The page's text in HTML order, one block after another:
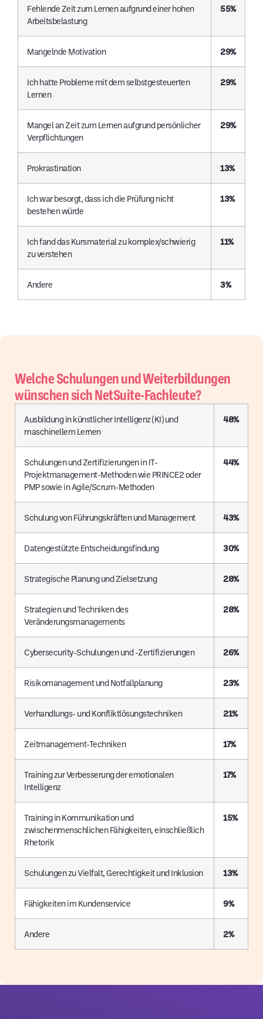
Fehlende Zeit zum Lernen aufgrund einer hohen
Arbeitsbelastung
55%
Mangelnde Motivation 29%
Ich hatte Probleme mit dem selbstgesteuerten
Lernen
29%
Mangel an Zeit zum Lernen aufgrund persönlicher
Verpflichtungen
29%
Prokrastination 13%
Ich war besorgt, dass ich die Prüfung nicht
bestehen würde
13%
Ich fand das Kursmaterial zu komplex/schwierig
zu verstehen
11%
Andere 3%
Welche Schulungen und Weiterbildungen
wünschen sich NetSuite-Fachleute?
Ausbildung in künstlicher Intelligenz (KI) und
maschinellem Lernen
48%
Schulungen und Zertifizierungen in IT-
Projektmanagement-Methoden wie PRINCE2 oder
PMP sowie in Agile/Scrum-Methoden
44%
Schulung von Führungskräften und Management 43%
Datengestützte Entscheidungsfindung 30%
Strategische Planung und Zielsetzung 28%
Strategien und Techniken des
Veränderungsmanagements
28%
Cybersecurity-Schulungen und -Zertifizierungen 26%
Risikomanagement und Notfallplanung 23%
Verhandlungs- und Konfliktlösungstechniken 21%
Zeitmanagement-Techniken 17%
Training zur Verbesserung der emotionalen
Intelligenz
17%
Training in Kommunikation und
zwischenmenschlichen Fähigkeiten, einschließlich
Rhetorik
15%
Schulungen zu Vielfalt, Gerechtigkeit und Inklusion 13%
Fähigkeiten im Kundenservice 9%
Andere 2%